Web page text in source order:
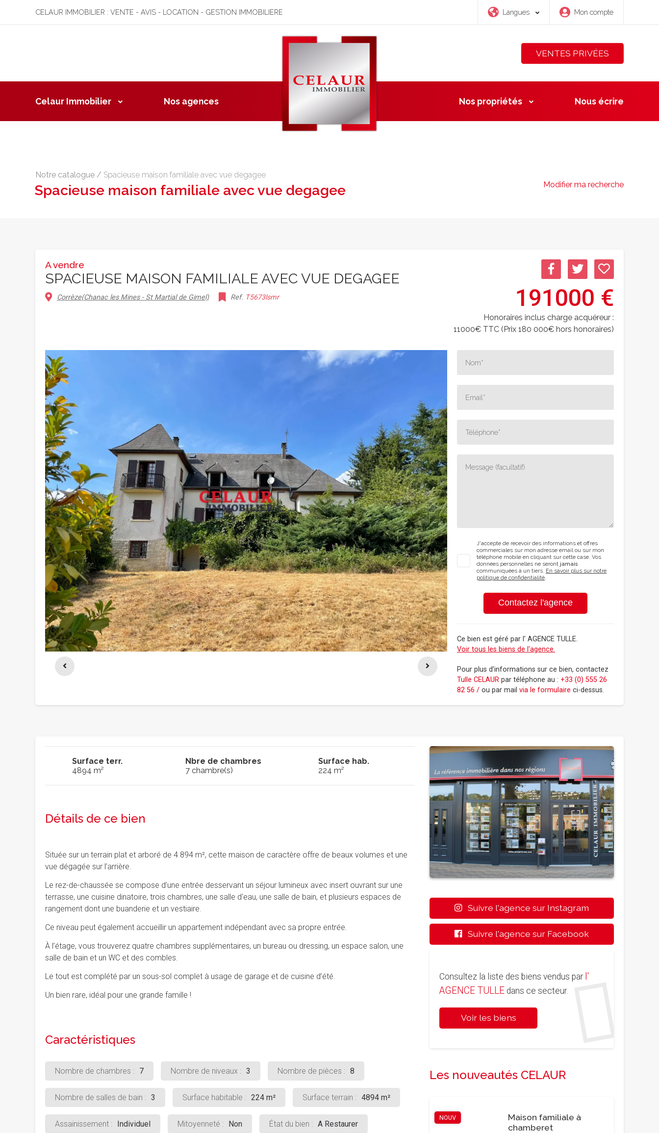
CELAUR IMMOBILIER : VENTE - AVIS - LOCATION - GESTION IMMOBILIERE Langues Mon compte
VENTES PRIVÉES
Celaur Immobilier Nos agences Nos propriétés Nous écrire
Notre catalogue / Spacieuse maison familiale avec vue degagee
Spacieuse maison familiale avec vue degagee Modifier ma recherche
A vendre
SPACIEUSE MAISON FAMILIALE AVEC VUE DEGAGEE
Corrèze(Chanac les Mines - St Martial de Gimel) Ref. T5673lsmr 191000 €
Honoraires inclus charge acquéreur :
11000€ TTC (Prix 180 000€ hors honoraires)
J'accepte de recevoir des informations et offres
commerciales sur mon adresse email ou sur mon
téléphone mobile en cliquant sur cette case. Vos
données personnelles ne seront jamais
communiquées à un tiers. En savoir plus sur notre
politique de confidentialité.
Contactez l'agence
Ce bien est géré par l' AGENCE TULLE.
Voir tous les biens de l'agence.
Pour plus d'informations sur ce bien, contactez
Tulle CELAUR par téléphone au : +33 (0) 555 26
82 56 / ou par mail via le formulaire ci-dessus.
Surface terr.
4894 m²
Nbre de chambres
7 chambre(s)
Surface hab.
224 m²
Détails de ce bien
Située sur un terrain plat et arboré de 4 894 m², cette maison de caractère offre de beaux volumes et une
vue dégagée sur l’arrière.
Le rez-de-chaussée se compose d’une entrée desservant un séjour lumineux avec insert ouvrant sur une
terrasse, une cuisine dinatoire, trois chambres, une salle d'eau, une salle de bain, et plusieurs espaces de
rangement dont une buanderie et un vestiaire.
Ce niveau peut également accueillir un appartement indépendant avec sa propre entrée.
À l’étage, vous trouverez quatre chambres supplémentaires, un bureau ou dressing, un espace salon, une
salle de bain et un WC et des combles.
Le tout est complété par un sous-sol complet à usage de garage et de cuisine d’été.
Un bien rare, idéal pour une grande famille !
Caractéristiques
Nombre de chambres : 7 Nombre de niveaux : 3 Nombre de pièces : 8
Nombre de salles de bain : 3 Surface habitable : 224 m² Surface terrain : 4894 m²
Assainissement : Individuel Mitoyenneté : Non État du bien : A Restaurer
Suivre l'agence sur Instagram
Suivre l'agence sur Facebook
Consultez la liste des biens vendus par l'
AGENCE TULLE dans ce secteur.
Voir les biens
Les nouveautés CELAUR
NOUV
Maison familiale à
chamberet